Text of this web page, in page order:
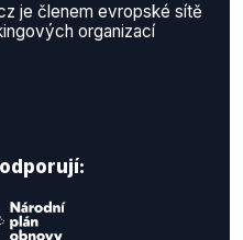
je členem evropské sítě
organizací